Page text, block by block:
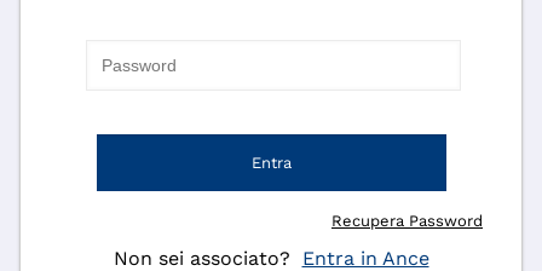
Entra
Recupera Password
Non sei associato? Entra in Ance